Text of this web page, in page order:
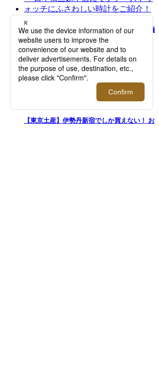
Dear Watch Lover ～My First Watch～ 日本橋
三越本店にてファーストウォッチにふさわし
い時計をご紹介！
【東京土産】伊勢丹新宿でしか買えない！ お